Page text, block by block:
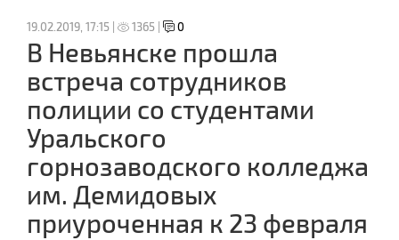
19.02.2019, 17:15 | 1365 | 0
В Невьянске прошла
встреча сотрудников
полиции со студентами
Уральского
горнозаводского колледжа
им. Демидовых
приуроченная к 23 февраля